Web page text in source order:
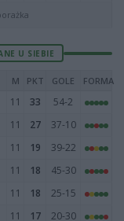
U SIEBIE
M PKT GOLE FORMA
11 33
54-2
11 27
37-10
11 19
39-22
11 18
45-30
11 18
25-15
11 17 20-30